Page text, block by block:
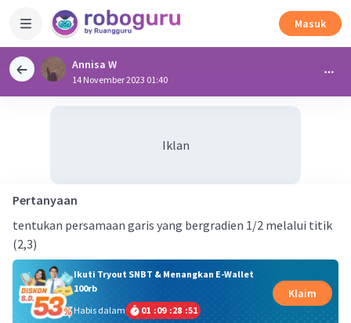
Masuk
Annisa W
14 November 2023 01:40
Iklan
Pertanyaan
tentukan persamaan garis yang bergradien 1/2 melalui titik
(2,3)
Ikuti Tryout SNBT & Menangkan E-Wallet
100rb
Habis dalam
01 :09 :28 :51
Klaim